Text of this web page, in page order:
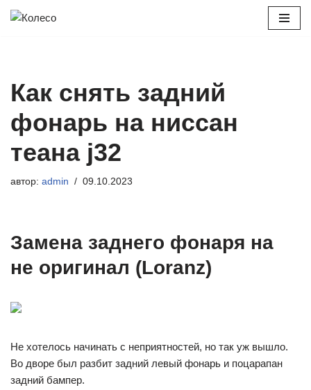
Как снять задний
фонарь на ниссан
теана j32
автор: admin 09.10.2023
Замена заднего фонаря на
не оригинал (Loranz)
Не хотелось начинать с неприятностей, но так уж вышло.
Во дворе был разбит задний левый фонарь и поцарапан
задний бампер.